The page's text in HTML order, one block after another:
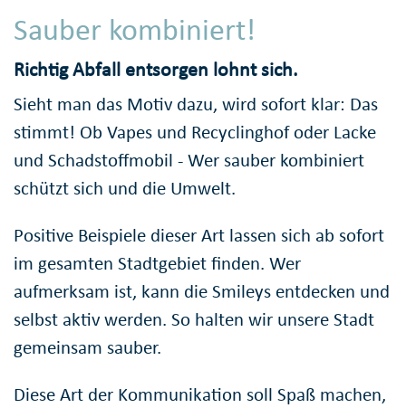
Sauber kombiniert!
Richtig Abfall entsorgen lohnt sich.
Sieht man das Motiv dazu, wird sofort klar: Das
stimmt! Ob Vapes und Recyclinghof oder Lacke
und Schadstoffmobil - Wer sauber kombiniert
schützt sich und die Umwelt.
Positive Beispiele dieser Art lassen sich ab sofort
im gesamten Stadtgebiet finden. Wer
aufmerksam ist, kann die Smileys entdecken und
selbst aktiv werden. So halten wir unsere Stadt
gemeinsam sauber.
Diese Art der Kommunikation soll Spaß machen,